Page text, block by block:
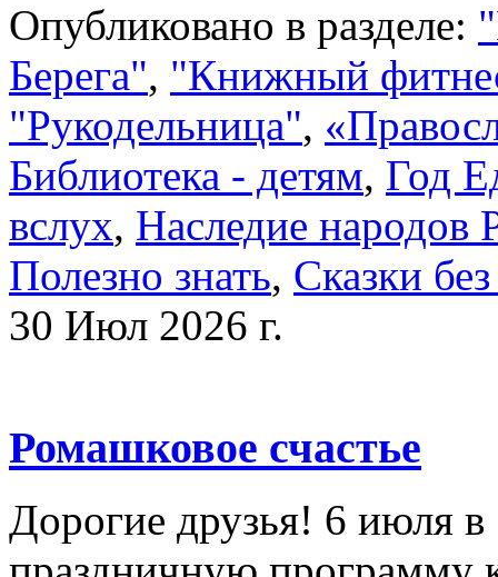
Опубликовано в разделе:
Берега", "Книжный
"Рукодельница",
Библиотека - детям, Год
вслух, Наследие народов
Полезно знать, Сказки
30 Июл 2026 г.
Ромашковое счастье
Дорогие друзья! 6 июля в